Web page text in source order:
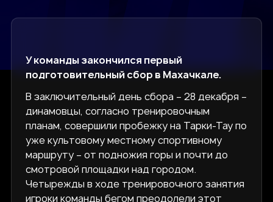
У команды закончился первый
подготовительный сбор в Махачкале.
В заключительный день сбора – 28 декабря –
динамовцы, согласно тренировочным
планам, совершили пробежку на Тарки-Тау по
уже культовому местному спортивному
маршруту – от подножия горы и почти до
смотровой площадки над городом.
Четырежды в ходе тренировочного занятия
игроки команды бегом преодолели этот